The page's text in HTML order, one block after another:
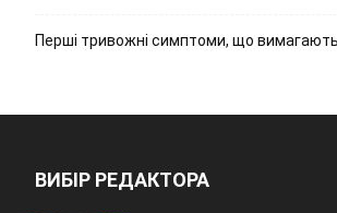
Перші тривожні симптоми, що
ВИБІР РЕДАКТОРА